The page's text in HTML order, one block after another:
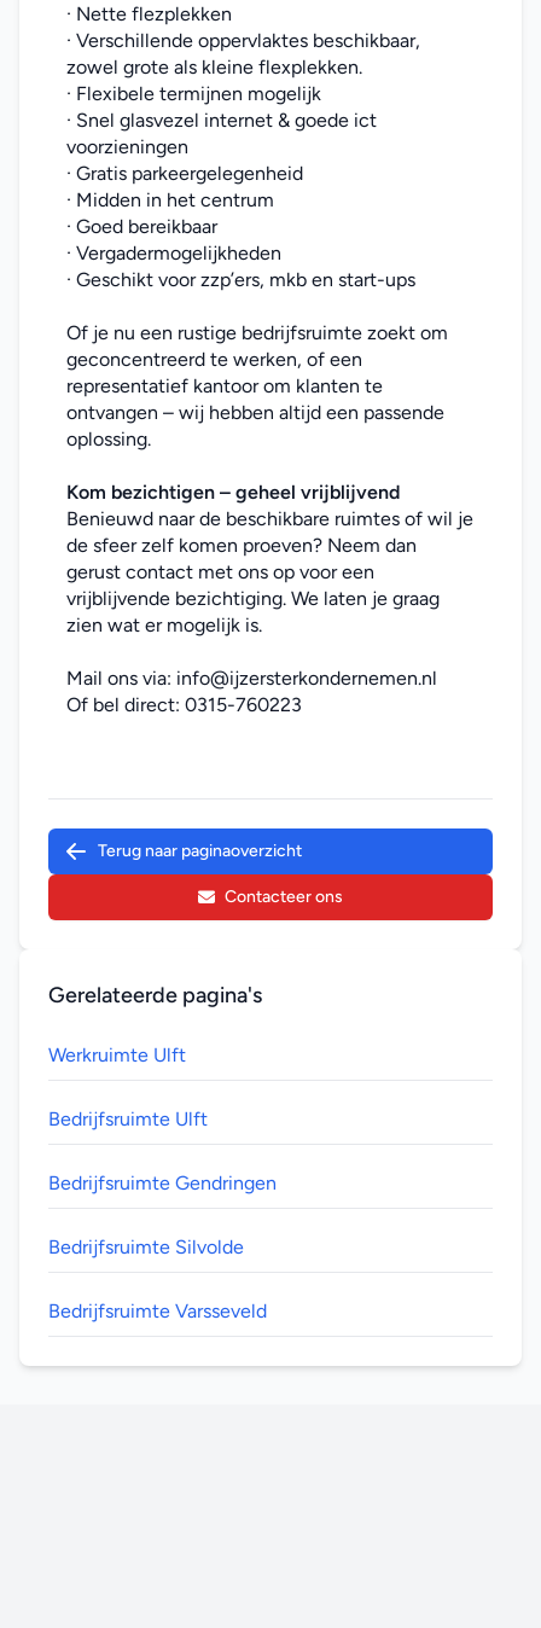
· Nette flezplekken
· Verschillende oppervlaktes beschikbaar,
zowel grote als kleine flexplekken.
· Flexibele termijnen mogelijk
· Snel glasvezel internet & goede ict
voorzieningen
· Gratis parkeergelegenheid
· Midden in het centrum
· Goed bereikbaar
· Vergadermogelijkheden
· Geschikt voor zzp’ers, mkb en start-ups
Of je nu een rustige bedrijfsruimte zoekt om
geconcentreerd te werken, of een
representatief kantoor om klanten te
ontvangen – wij hebben altijd een passende
oplossing.
Kom bezichtigen – geheel vrijblijvend
Benieuwd naar de beschikbare ruimtes of wil je
de sfeer zelf komen proeven? Neem dan
gerust contact met ons op voor een
vrijblijvende bezichtiging. We laten je graag
zien wat er mogelijk is.
Mail ons via: info@ijzersterkondernemen.nl
Of bel direct: 0315-760223
Terug naar paginaoverzicht
Contacteer ons
Gerelateerde pagina's
Werkruimte Ulft
Bedrijfsruimte Ulft
Bedrijfsruimte Gendringen
Bedrijfsruimte Silvolde
Bedrijfsruimte Varsseveld